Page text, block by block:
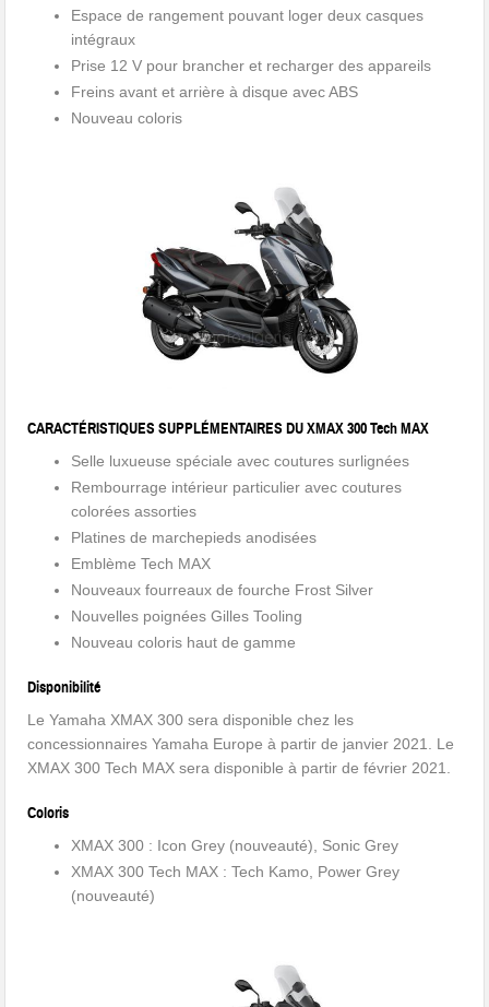
Espace de rangement pouvant loger deux casques
intégraux
Prise 12 V pour brancher et recharger des appareils
Freins avant et arrière à disque avec ABS
Nouveau coloris
CARACTÉRISTIQUES SUPPLÉMENTAIRES DU XMAX 300 Tech MAX
Selle luxueuse spéciale avec coutures surlignées
Rembourrage intérieur particulier avec coutures
colorées assorties
Platines de marchepieds anodisées
Emblème Tech MAX
Nouveaux fourreaux de fourche Frost Silver
Nouvelles poignées Gilles Tooling
Nouveau coloris haut de gamme
Disponibilité
Le Yamaha XMAX 300 sera disponible chez les
concessionnaires Yamaha Europe à partir de janvier 2021. Le
XMAX 300 Tech MAX sera disponible à partir de février 2021.
Coloris
XMAX 300 : Icon Grey (nouveauté), Sonic Grey
XMAX 300 Tech MAX : Tech Kamo, Power Grey
(nouveauté)